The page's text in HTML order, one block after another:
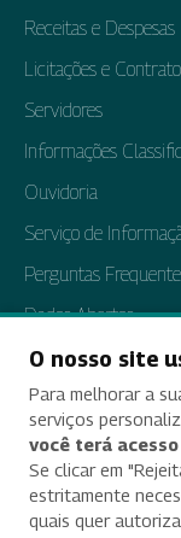
Receitas e Despesas
Licitações e
Servidores
Informações
Ouvidoria
Serviço de
Perguntas
Dados Abertos
Tratamento de
Transparência e
O nosso site
Para melhorar a
serviços
você terá
Se clicar em
estritamente
quais quer